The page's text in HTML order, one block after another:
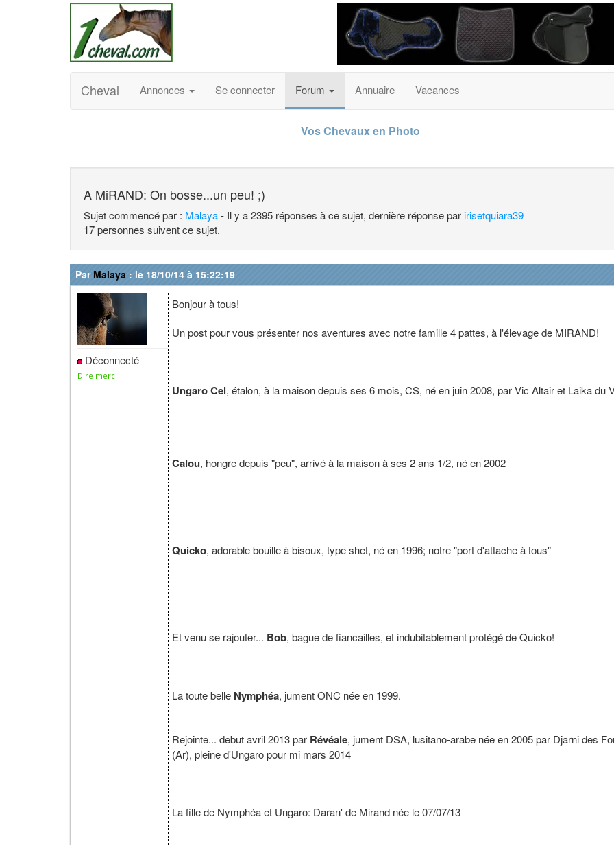
Cheval Annonces Se connecter Forum Annuaire Vacances
Vos Chevaux en Photo
A MiRAND: On bosse...un peu! ;)
Sujet commencé par : Malaya- Il y a 2395 réponses à ce sujet, dernière réponse paririsetquiara39
17 personnes suivent ce sujet.
Par Malaya : le 18/10/14 à 15:22:19
Déconnecté
Dire merci
Bonjour à tous!
Un post pour vous présenter nos aventures avec notre famille 4 pattes, à l'élevage de MIRAND!
Ungaro Cel, étalon, à la maison depuis ses 6 mois, CS, né en juin 2008, par Vic Altair et Laika du
Calou, hongre depuis "peu", arrivé à la maison à ses 2 ans 1/2, né en 2002
Quicko, adorable bouille à bisoux, type shet, né en 1996; notre "port d'attache à tous"
Et venu se rajouter... Bob, bague de fiancailles, et indubitablement protégé de Quicko!
La toute belle Nymphéa, jument ONC née en 1999.
Rejointe... debut avril 2013 par Révéale, jument DSA, lusitano-arabe née en 2005 par Djarni des
(Ar), pleine d'Ungaro pour mi mars 2014
La fille de Nymphéa et Ungaro: Daran' de Mirand née le 07/07/13